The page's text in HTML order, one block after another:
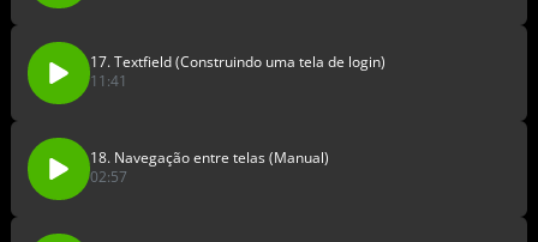
17. Textfield (Construindo uma tela de login)
11:41
18. Navegação entre telas (Manual)
02:57